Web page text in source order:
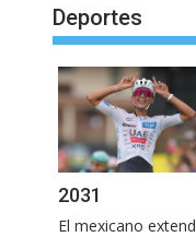
Deportes
2031
El mexicano